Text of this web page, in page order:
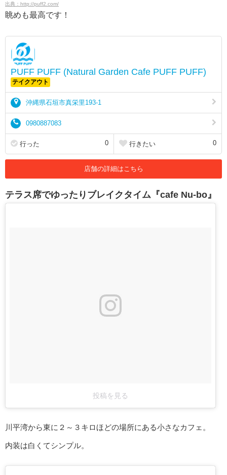
出典：http://puff2.com/
眺めも最高です！
PUFF PUFF (Natural Garden Cafe PUFF PUFF)
テイクアウト
沖縄県石垣市真栄里193-1
0980887083
行った 0 行きたい 0
店舗の詳細はこちら
テラス席でゆったりブレイクタイム『cafe Nu-bo』
投稿を見る
川平湾から東に２～３キロほどの場所にある小さなカフェ。
内装は白くてシンプル。